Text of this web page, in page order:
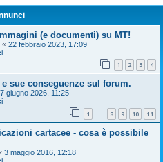
(e documenti) su MT!
« 22 febbraio 2023, 17:09
1 2 3 4
sue conseguenze sul forum.
7 giugno 2026, 11:25
1 … 8 9 10 11
cartacee - cosa è possibile
3 maggio 2016, 12:18